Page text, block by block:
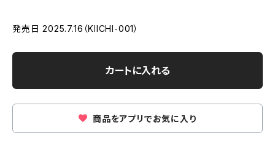
発売日 2025.7.16（KIICHI-001）
カートに入れる
商品をアプリでお気に入り